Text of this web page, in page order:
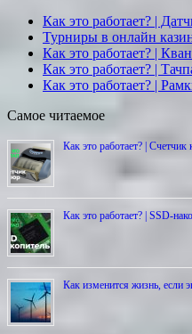
Как это работает? |
Турниры в онлайн
Как это работает? |
Как это работает? |
Как это работает? |
Самое читаемое
Как это работает? |
Как это работает? | SSD-
Как изменится жизнь, если